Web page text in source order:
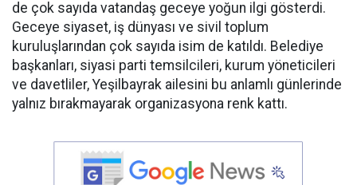
de çok sayıda vatandaş geceye yoğun ilgi gösterdi.
Geceye siyaset, iş dünyası ve sivil toplum
kuruluşlarından çok sayıda isim de katıldı. Belediye
başkanları, siyasi parti temsilcileri, kurum yöneticileri
ve davetliler, Yeşilbayrak ailesini bu anlamlı günlerinde
yalnız bırakmayarak organizasyona renk kattı.